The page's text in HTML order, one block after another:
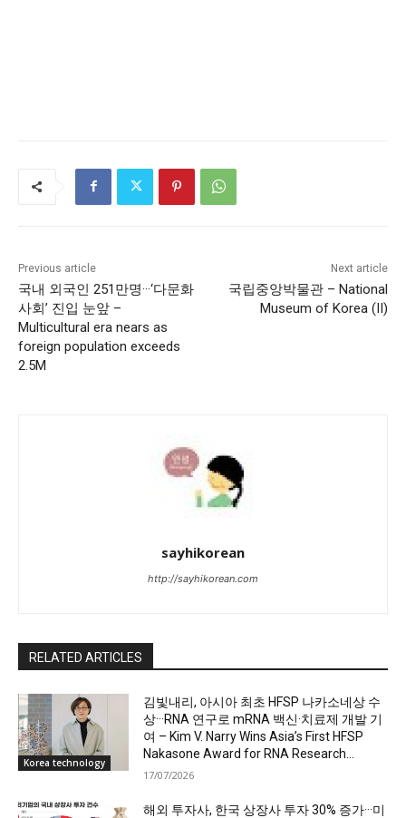
Previous article
국내 외국인 251만명···‘다문화
사회’ 진입 눈앞 –
Multicultural era nears as
foreign population exceeds
2.5M
Next article
국립중앙박물관 – National
Museum of Korea (II)
sayhikorean
http://sayhikorean.com
RELATED ARTICLES
Korea technology
김빛내리, 아시아 최초 HFSP 나카소네상 수
상···RNA 연구로 mRNA 백신·치료제 개발 기
여 – Kim V. Narry Wins Asia’s First HFSP
Nakasone Award for RNA Research...
17/07/2026
해외 투자사, 한국 상장사 투자 30% 증가···미